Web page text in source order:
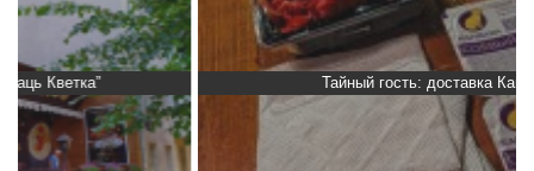
Тайный гость: доставка Капибара